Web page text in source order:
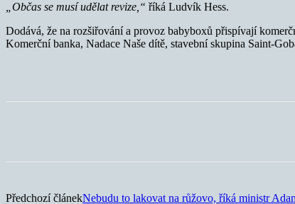
„Občas se musí udělat revize,“ říká Ludvík Hess.
Dodává, že na rozšiřování a provoz babyboxů přispívají
Komerční banka, Nadace Naše dítě, stavební skupina Saint-
Předchozí článekNebudu to lakovat na růžovo, říká ministr